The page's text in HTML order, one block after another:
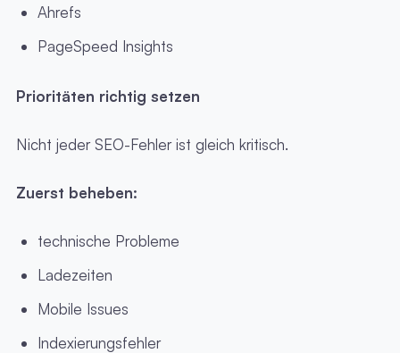
Ahrefs
PageSpeed Insights
Prioritäten richtig setzen
Nicht jeder SEO-Fehler ist gleich kritisch.
Zuerst beheben:
technische Probleme
Ladezeiten
Mobile Issues
Indexierungsfehler